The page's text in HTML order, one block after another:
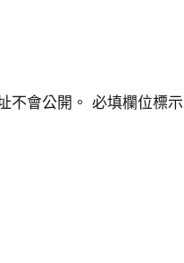
不會公開。 必填欄位標示